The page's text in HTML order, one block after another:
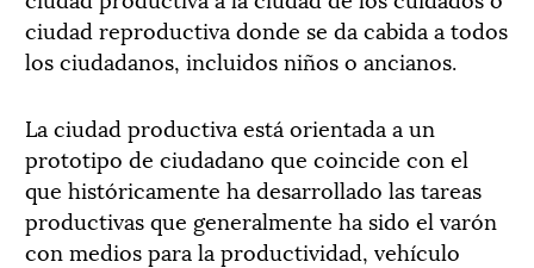
ciudad reproductiva donde se da cabida a todos
los ciudadanos, incluidos niños o ancianos.
La ciudad productiva está orientada a un
prototipo de ciudadano que coincide con el
que históricamente ha desarrollado las tareas
productivas que generalmente ha sido el varón
con medios para la productividad, vehículo